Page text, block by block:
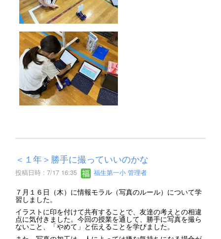
＜１年＞勝手に撮っていいのかな
投稿日時 : 7/17 16:35 福生第一小 管理者
７月１６日（木）に情報モラル（写真のルール）について学
習しました。
イラストに印を付けて共有することで、友達の考えとの相違
点に気付きました。今回の授業を通して、勝手に写真を撮ら
ないこと、「やめて」と伝えることを学びました。